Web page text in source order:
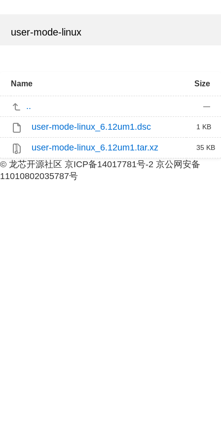
user-mode-linux
Name Size
.. —
user-mode-linux_6.12um1.dsc 1 KB
user-mode-linux_6.12um1.tar.xz 35 KB
© 龙芯开源社区 京ICP备14017781号-2 京公网安备
11010802035787号